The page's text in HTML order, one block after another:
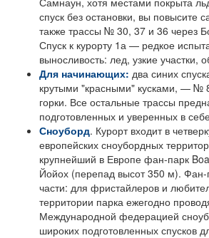
спуск без остановки, вы повысите
также трассы № 30, 37 и 36 через
Спуск к курорту 1а — редкое
выносливость: лед, узкие участки,
Для начинающих: два синих
крутыми "красными" кусками, — №
горки. Все остальные трассы
подготовленных и уверенных в
Сноуборд. Курорт входит в
европейских сноубордных
крупнейший в Европе фан-парк
Йойох (перепад высот 350 м). Фан-
части: для фристайлеров и
территории парка ежегодно
Международной федерацией
широких подготовленных спусков